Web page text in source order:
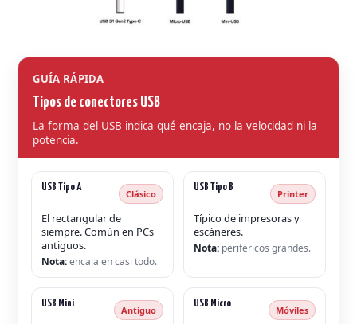
GUÍA RÁPIDA
Tipos de conectores USB
La forma del USB indica qué encaja, no la velocidad ni la
potencia.
USB Tipo A
Clásico
El rectangular de
siempre. Común en PCs
antiguos.
Nota:encaja en casi todo.
USB Tipo B
Printer
Típico de impresoras y
escáneres.
Nota: periféricos grandes.
USB Mini
Antiguo
USB Micro
Móviles